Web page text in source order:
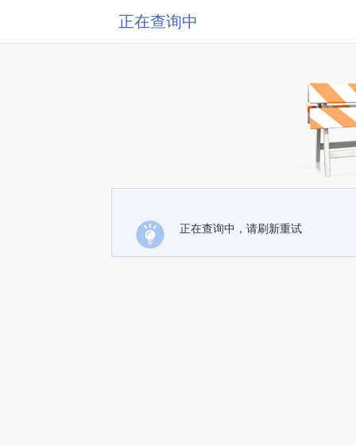
正在查询中
正在查询中，请刷新重试